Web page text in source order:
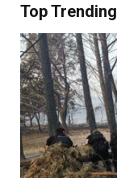
Top Trending